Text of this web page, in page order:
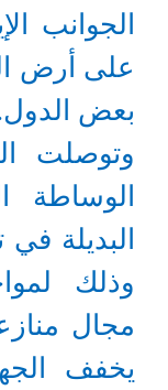
الجوانب
على أرض
بعض
وتوصلت
الوساطة
وذلك
مجال
يخفف